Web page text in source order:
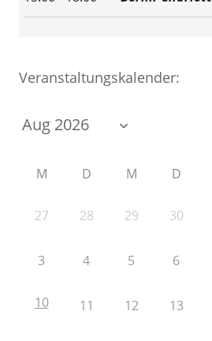
Veranstaltungskalender:
M D M D
27 28 29 30
3 4 5 6
10 11 12 13